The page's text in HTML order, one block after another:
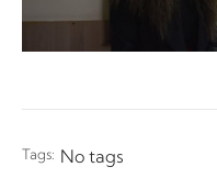
Tags: No tags